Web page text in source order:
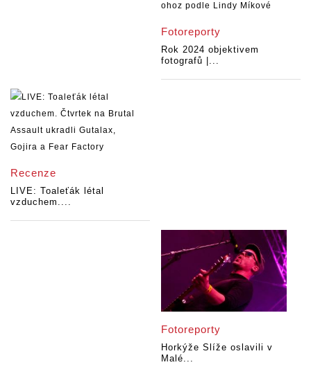
Fotoreporty
Rok 2024 objektivem
fotografů |...
Recenze
LIVE: Toaleťák létal
vzduchem....
Fotoreporty
Horkýže Slíže oslavili v
Malé...